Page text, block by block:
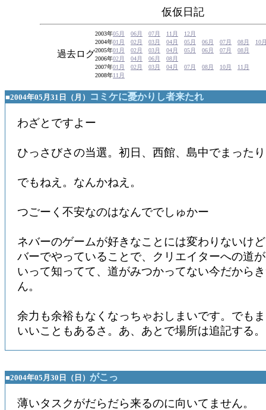
仮仮日記
過去ログ
2003年05月 06月 07月 11月
12月
2004年01月 02月 03月 04月 05月 06月 07月 08月
10
2005年01月 02月 03月 04月 05月 06月 07月
08月
2006年02月 04月 06月
08月
2007年01月 02月 03月 04月 07月 08月 10月
11月
2008年11月
■2004年05月31日（月） コミケに憂かりし者来たれ
わざとですよー
ひっさびさの当選。初日、西館、島中でまった
でもねえ。なんかねえ。
つごーく不安なのはなんででしゅかー
ネバーのゲームが好きなことには変わりないけ
バーでやっていることで、クリエイターへの道
いって知ってて、道がみつかってない今だから
ん。
余力も余裕もなくなっちゃおしまいです。でも
いいこともあるさ。あ、あとで場所は追記する。
■2004年05月30日（日） がこっ
薄いタスクがだらだら来るのに向いてません。